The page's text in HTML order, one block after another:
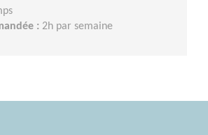
: 2h par semaine